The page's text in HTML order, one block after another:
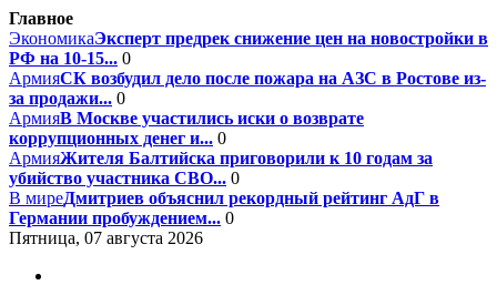
Главное
ЭкономикаЭксперт предрек снижение цен на новостройки в
РФ на 10-15... 0
АрмияСК возбудил дело после пожара на АЗС в Ростове из-
за продажи... 0
АрмияВ Москве участились иски о возврате
коррупционных денег и... 0
АрмияЖителя Балтийска приговорили к 10 годам за
убийство участника СВО... 0
В миреДмитриев объяснил рекордный рейтинг АдГ в
Германии пробуждением... 0
Пятница, 07 августа 2026